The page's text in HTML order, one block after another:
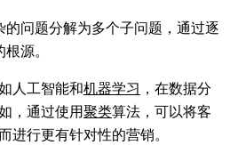
的问题分解为多个子问题，通过逐
源。
人工智能和机器学习 ，在数据分
，通过使用聚类算法，可以将客
进行更有针对性的营销。